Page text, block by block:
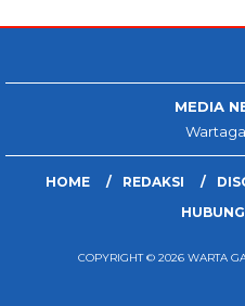
MEDIA
HOME REDAKSI
COPYRIGHT © 2026 WARTA